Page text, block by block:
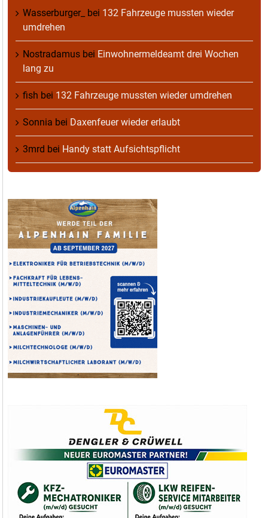
Wasserburger_ bei 132 Fahrzeuge mussten wieder
umdrehen
Nostradamus bei Einwohnermeldeamt drei Wochen
lang zu
fish bei 132 Fahrzeuge mussten wieder umdrehen
Sonnia bei Daxenfeuer wieder erlaubt
3mrd bei Handy statt Aufsichtspflicht